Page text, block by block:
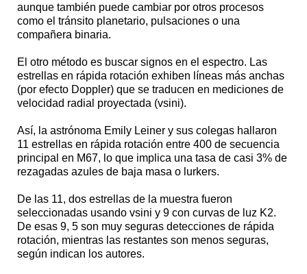
aunque también puede cambiar por otros procesos
como el tránsito planetario, pulsaciones o una
compañera binaria.
El otro método es buscar signos en el espectro. Las
estrellas en rápida rotación exhiben líneas más anchas
(por efecto Doppler) que se traducen en mediciones de
velocidad radial proyectada (vsini).
Así, la astrónoma Emily Leiner y sus colegas hallaron
11 estrellas en rápida rotación entre 400 de secuencia
principal en M67, lo que implica una tasa de casi 3% de
rezagadas azules de baja masa o lurkers.
De las 11, dos estrellas de la muestra fueron
seleccionadas usando vsini y 9 con curvas de luz K2.
De esas 9, 5 son muy seguras detecciones de rápida
rotación, mientras las restantes son menos seguras,
según indican los autores.